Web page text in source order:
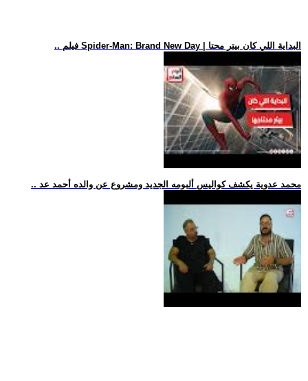
.. فيلم Spider-Man: Brand New Day | البداية اللي كان بيتر محتا
.. محمد عدوية يكشف كواليس ألبومه الجديد ومشروع عن والده أحمد عد